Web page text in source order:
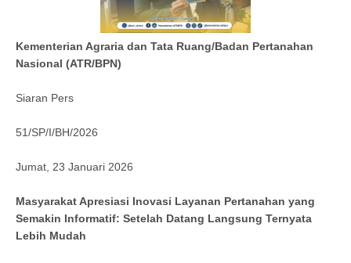
Kementerian Agraria dan Tata Ruang/Badan Pertanahan
Nasional (ATR/BPN)
Siaran Pers
51/SP/I/BH/2026
Jumat, 23 Januari 2026
Masyarakat Apresiasi Inovasi Layanan Pertanahan yang
Semakin Informatif: Setelah Datang Langsung Ternyata
Lebih Mudah